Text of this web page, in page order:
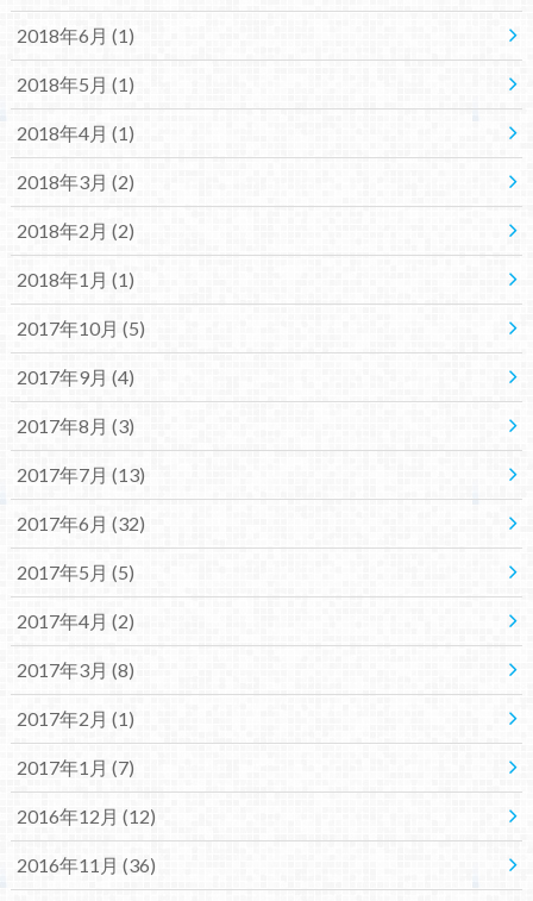
2018年6月 (1)
2018年5月 (1)
2018年4月 (1)
2018年3月 (2)
2018年2月 (2)
2018年1月 (1)
2017年10月 (5)
2017年9月 (4)
2017年8月 (3)
2017年7月 (13)
2017年6月 (32)
2017年5月 (5)
2017年4月 (2)
2017年3月 (8)
2017年2月 (1)
2017年1月 (7)
2016年12月 (12)
2016年11月 (36)